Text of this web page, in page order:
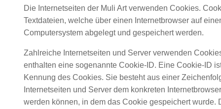
Die Internetseiten der Muli Art verwenden Cookies.
Textdateien, welche über einen Internetbrowser auf
Computersystem abgelegt und gespeichert werden.
Zahlreiche Internetseiten und Server verwenden
enthalten eine sogenannte Cookie-ID. Eine Cookie-ID
Kennung des Cookies. Sie besteht aus einer
Internetseiten und Server dem konkreten
werden können, in dem das Cookie gespeichert wurde.